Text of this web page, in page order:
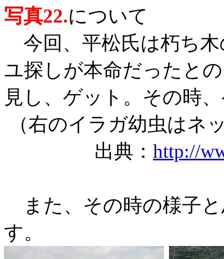
写真22.について
今回、平松氏は朽ち
ユ探しが本命だったと
見し、ゲット。その時
（右のイラガ幼虫はネ
出典： http://
また、その時の様子
す。